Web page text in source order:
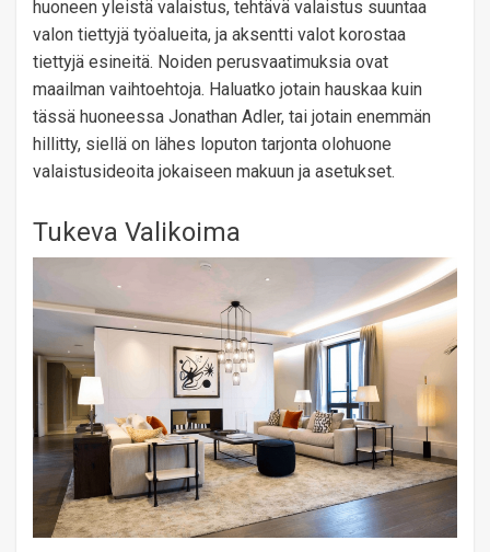
huoneen yleistä valaistus, tehtävä valaistus suuntaa
valon tiettyjä työalueita, ja aksentti valot korostaa
tiettyjä esineitä. Noiden perusvaatimuksia ovat
maailman vaihtoehtoja. Haluatko jotain hauskaa kuin
tässä huoneessa Jonathan Adler, tai jotain enemmän
hillitty, siellä on lähes loputon tarjonta olohuone
valaistusideoita jokaiseen makuun ja asetukset.
Tukeva Valikoima